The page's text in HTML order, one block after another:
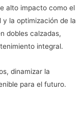
alto impacto como el
la optimización de la
dobles calzadas,
integral.
dinamizar la
para el futuro.